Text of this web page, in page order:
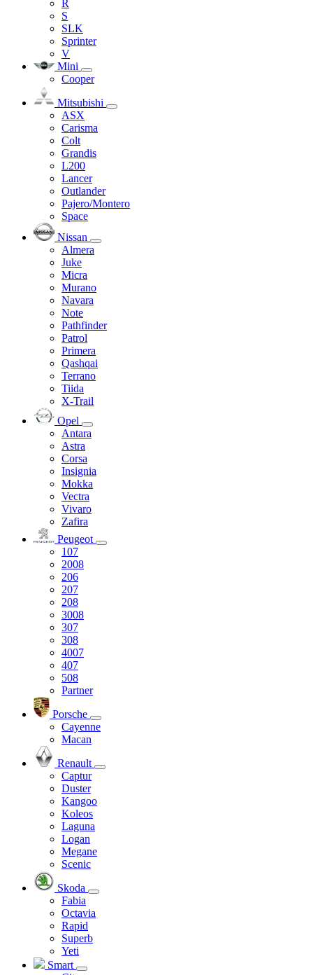
R
S
SLK
Sprinter
V
Mini
Cooper
Mitsubishi
ASX
Carisma
Colt
Grandis
L200
Lancer
Outlander
Pajero/Montero
Space
Nissan
Almera
Juke
Micra
Murano
Navara
Note
Pathfinder
Patrol
Primera
Qashqai
Terrano
Tiida
X-Trail
Opel
Antara
Astra
Corsa
Insignia
Mokka
Vectra
Vivaro
Zafira
Peugeot
107
2008
206
207
208
3008
307
308
4007
407
508
Partner
Porsche
Cayenne
Macan
Renault
Captur
Duster
Kangoo
Koleos
Laguna
Logan
Megane
Scenic
Skoda
Fabia
Octavia
Rapid
Superb
Yeti
Smart